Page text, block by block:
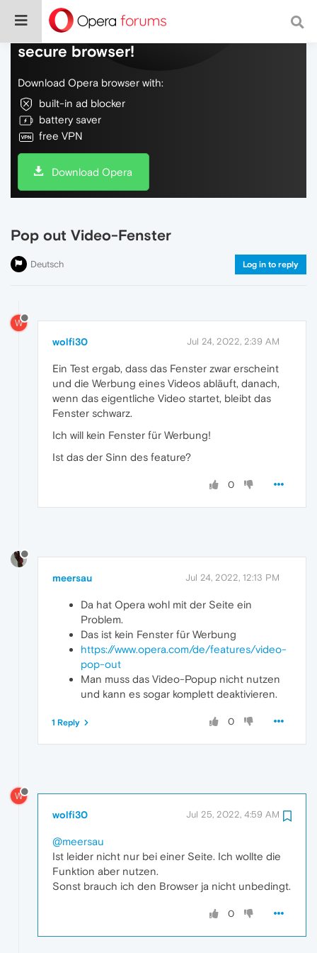
Do more on the web, with a fast and
secure browser!
Download Opera browser with:
built-in ad blocker
battery saver
free VPN
Download Opera
Pop out Video-Fenster
Deutsch Log in to reply
W
wolfi30 Jul 24, 2022, 2:39 AM
Ein Test ergab, dass das Fenster zwar erscheint
und die Werbung eines Videos abläuft, danach,
wenn das eigentliche Video startet, bleibt das
Fenster schwarz.
Ich will kein Fenster für Werbung!
Ist das der Sinn des feature?
0
meersau Jul 24, 2022, 12:13 PM
Da hat Opera wohl mit der Seite ein
Problem.
Das ist kein Fenster für Werbung
https://www.opera.com/de/features/video-
pop-out
Man muss das Video-Popup nicht nutzen
und kann es sogar komplett deaktivieren.
0
1 Reply
W
wolfi30 Jul 25, 2022, 4:59 AM
@meersau
Ist leider nicht nur bei einer Seite. Ich wollte die
Funktion aber nutzen.
Sonst brauch ich den Browser ja nicht unbedingt.
0